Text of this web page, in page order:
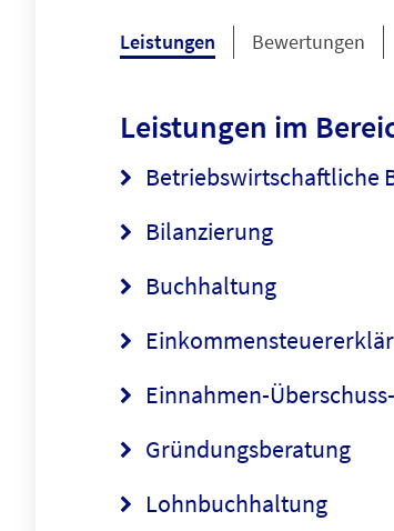
Leistungen Bewertungen
Leistungen im
Betriebswirtschaftliche
Bilanzierung
Buchhaltung
Einnahmen-
Gründungsberatung
Lohnbuchhaltung